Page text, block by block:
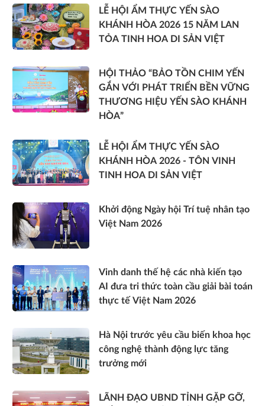
LỄ HỘI ẨM THỰC YẾN SÀO
KHÁNH HÒA 2026 15 NĂM LAN
TỎA TINH HOA DI SẢN VIỆT
HỘI THẢO “BẢO TỒN CHIM YẾN
GẮN VỚI PHÁT TRIỂN BỀN VỮNG
THƯƠNG HIỆU YẾN SÀO KHÁNH
HÒA”
LỄ HỘI ẨM THỰC YẾN SÀO
KHÁNH HÒA 2026 - TÔN VINH
TINH HOA DI SẢN VIỆT
Khởi động Ngày hội Trí tuệ nhân tạo
Việt Nam 2026
Vinh danh thế hệ các nhà kiến tạo
AI đưa tri thức toàn cầu giải bài toán
thực tế Việt Nam 2026
Hà Nội trước yêu cầu biến khoa học
công nghệ thành động lực tăng
trưởng mới
LÃNH ĐẠO UBND TỈNH GẶP GỠ,